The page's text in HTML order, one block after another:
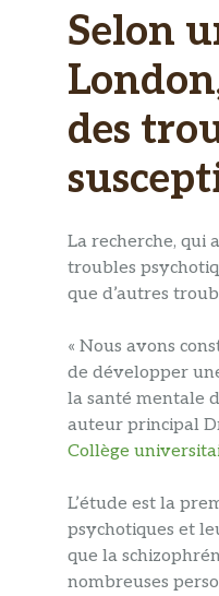
Selon
des
La recherche, qui
troubles
que d’autres
« Nous avons
de développer
la santé mentale
auteur principal
Collège
L’étude est la
psychotiques et
que la
nombreuses